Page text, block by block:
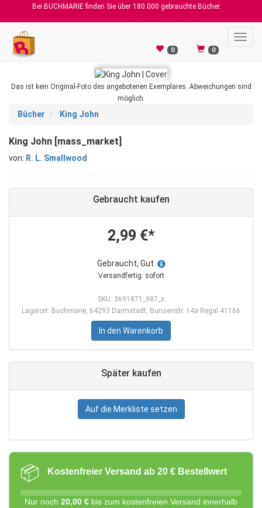
Bei BUCHMARIE finden Sie über 180.000 gebrauchte Bücher.
0 0
Das ist kein Original-Foto des angebotenen Exemplares. Abweichungen sind
möglich.
Bücher King John
King John [mass_market]
von: R. L. Smallwood
Gebraucht kaufen
2,99 €*
Gebraucht, Gut
Versandfertig: sofort
SKU: 3691871_987_x
Lagerort: Buchmarie, 64293 Darmstadt, Bunsenstr. 14a Regal 41166
In den Warenkorb
Später kaufen
Auf die Merkliste setzen
📦 Kostenfreier Versand ab 20 € Bestellwert
Nur noch 20,00 € bis zum kostenfreien Versand innerhalb